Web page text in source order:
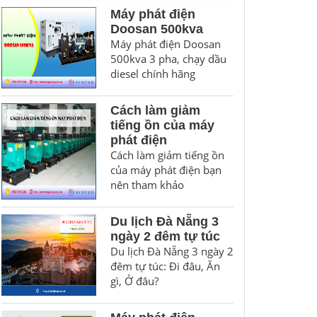
Máy phát điện
Doosan 500kva
Máy phát điện Doosan
500kva 3 pha, chạy dầu
diesel chính hãng
Cách làm giảm
tiếng ồn của máy
phát điện
Cách làm giảm tiếng ồn
của máy phát điện bạn
nên tham khảo
Du lịch Đà Nẵng 3
ngày 2 đêm tự túc
Du lịch Đà Nẵng 3 ngày 2
đêm tự túc: Đi đâu, Ăn
gì, Ở đâu?